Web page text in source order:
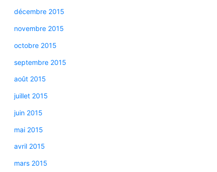
décembre 2015
novembre 2015
octobre 2015
septembre 2015
août 2015
juillet 2015
juin 2015
mai 2015
avril 2015
mars 2015